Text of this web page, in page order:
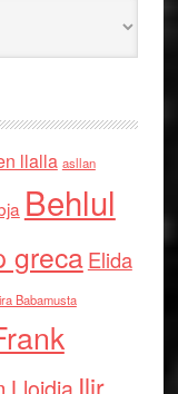
llalla asllan
Behlul
grecaElida
Babamusta
Ilir